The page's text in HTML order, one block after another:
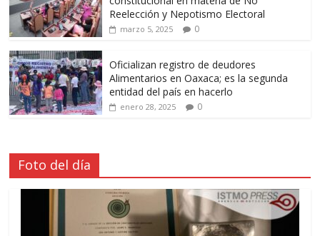
Reelección y Nepotismo Electoral
marzo 5, 2025 0
Oficializan registro de deudores
Alimentarios en Oaxaca; es la segunda
entidad del país en hacerlo
enero 28, 2025 0
Foto del día